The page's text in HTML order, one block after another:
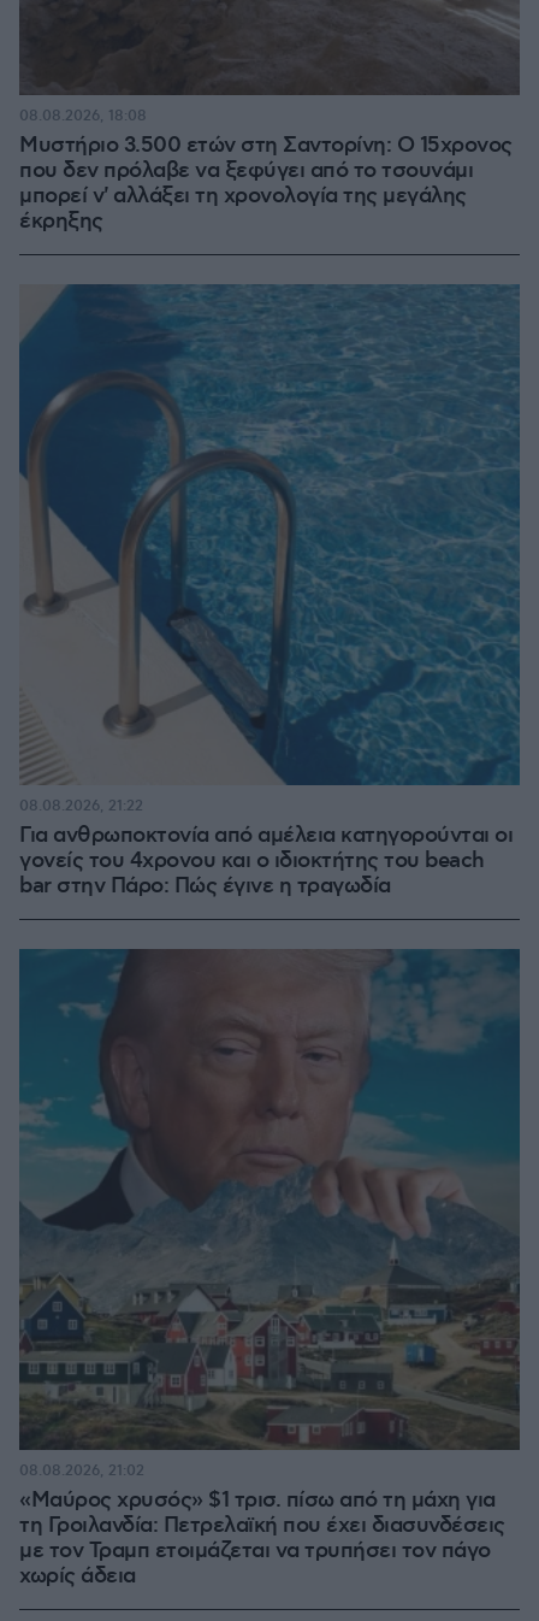
Μυστήριο 3.500 ετών στη Σαντορίνη: Ο 15χρονος
που δεν πρόλαβε να ξεφύγει από το τσουνάμι
μπορεί ν' αλλάξει τη χρονολογία της μεγάλης
έκρηξης
08.08.2026, 18:08
Για ανθρωποκτονία από αμέλεια κατηγορούνται οι
γονείς του 4χρονου και ο ιδιοκτήτης του beach
bar στην Πάρο: Πώς έγινε η τραγωδία
08.08.2026, 21:22
«Μαύρος χρυσός» $1 τρισ. πίσω από τη μάχη για
τη Γροιλανδία: Πετρελαϊκή που έχει διασυνδέσεις
με τον Τραμπ ετοιμάζεται να τρυπήσει τον πάγο
χωρίς άδεια
08.08.2026, 21:02